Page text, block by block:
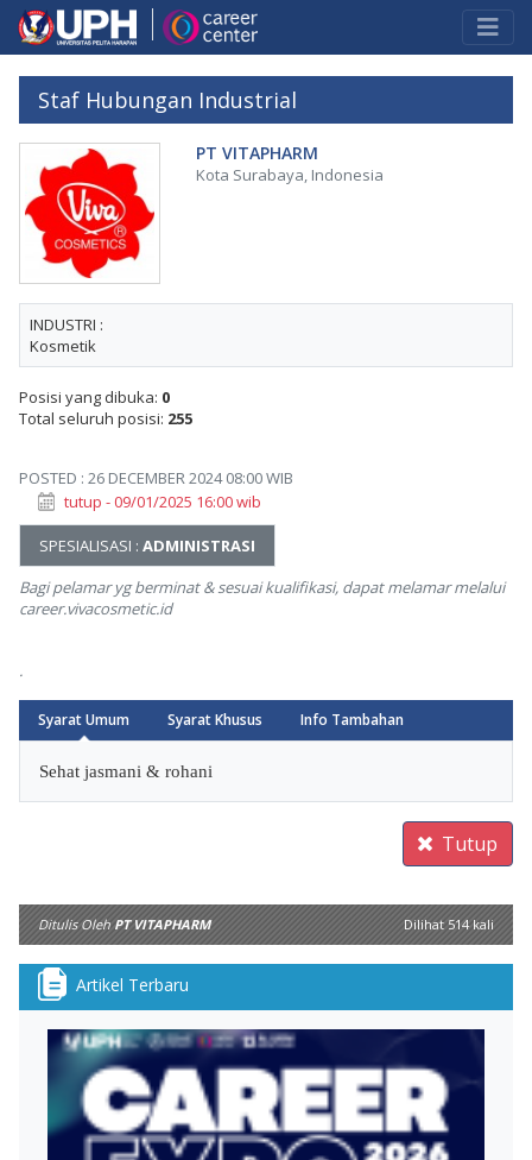
Staf Hubungan Industrial
PT VITAPHARM
Kota Surabaya, Indonesia
INDUSTRI :
Kosmetik
Posisi yang dibuka: 0
Total seluruh posisi: 255
POSTED : 26 DECEMBER 2024 08:00 WIB
tutup - 09/01/2025 16:00 wib
SPESIALISASI : ADMINISTRASI
Bagi pelamar yg berminat & sesuai kualifikasi, dapat melamar melalui
career.vivacosmetic.id
.
Syarat Umum
Arrow
Syarat Khusus Info Tambahan
Sehat jasmani & rohani
Tutup
Ditulis Oleh PT VITAPHARM Dilihat 514 kali
Artikel Terbaru